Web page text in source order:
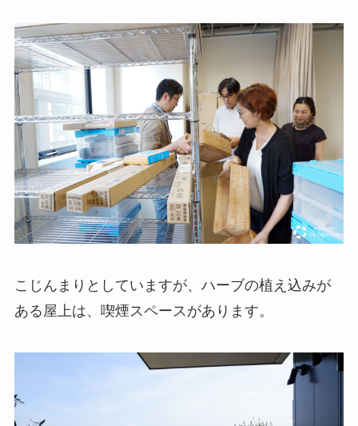
こじんまりとしていますが、ハーブの植え込みが
ある屋上は、喫煙スペースがあります。